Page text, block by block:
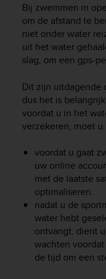
Bij zwemmen in
om de afstand te
niet onder water
uit het water
slag, om een gps-
Dit zijn uitdagende
dus het is
voordat u in het
verzekeren, moet u:
voordat u gaat
uw online
met de laatste
optimaliseren.
nadat u de
water hebt
ontvangt, dient
wachten
de tijd om een